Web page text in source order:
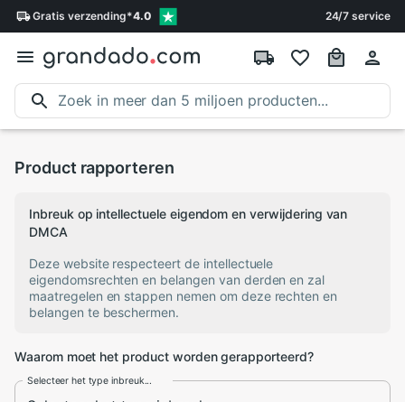
Gratis verzending*4.0 24/7 service
Product rapporteren
Inbreuk op intellectuele eigendom en verwijdering van
DMCA
Deze website respecteert de intellectuele
eigendomsrechten en belangen van derden en zal
maatregelen en stappen nemen om deze rechten en
belangen te beschermen.
Waarom moet het product worden gerapporteerd?
Selecteer het type inbreuk...